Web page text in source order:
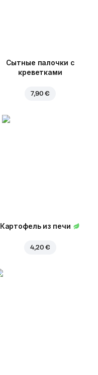
Сытные палочки с
креветками
7,90 €
Картофель из печи
4,20 €